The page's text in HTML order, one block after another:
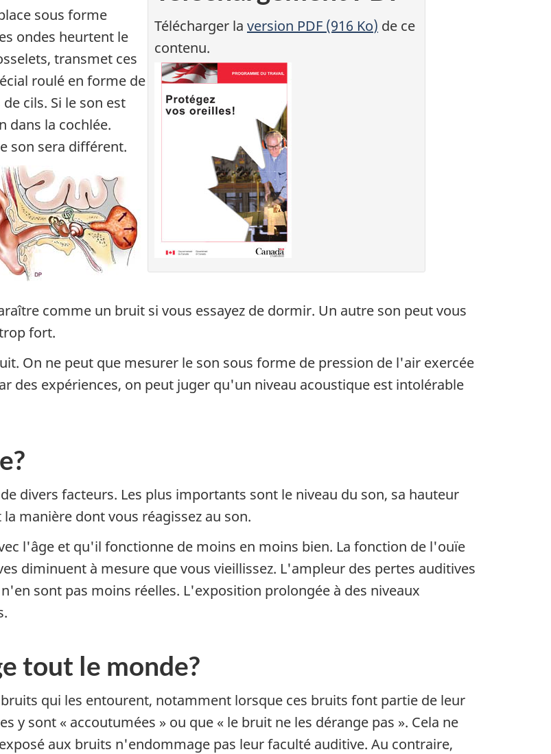
Télécharger la version PDF (916 Ko) de ce
contenu.
sous forme
ondes heurtent le
transmet ces
roulé en forme de
cils. Si le son est
dans la cochlée.
son sera différent.
comme un bruit si vous essayez de dormir. Un autre son peut vous
fort.
On ne peut que mesurer le son sous forme de pression de l'air exercée
des expériences, on peut juger qu'un niveau acoustique est intolérable
divers facteurs. Les plus importants sont le niveau du son, sa hauteur
manière dont vous réagissez au son.
l'âge et qu'il fonctionne de moins en moins bien. La fonction de l'ouïe
diminuent à mesure que vous vieillissez. L'ampleur des pertes auditives
sont pas moins réelles. L'exposition prolongée à des niveaux
tout le monde?
qui les entourent, notamment lorsque ces bruits font partie de leur
y sont « accoutumées » ou que « le bruit ne les dérange pas ». Cela ne
aux bruits n'endommage pas leur faculté auditive. Au contraire,